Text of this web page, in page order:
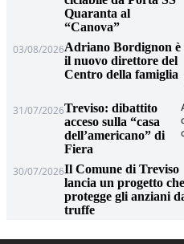
Quaranta al
“Canova”
03/08/2026Adriano Bordignon è
il nuovo direttore del
Centro della famiglia
31/07/2026Treviso: dibattito
acceso sulla “casa
dell’americano” di
Fiera
30/07/2026Il Comune di Treviso
lancia un progetto che
protegge gli anziani
truffe